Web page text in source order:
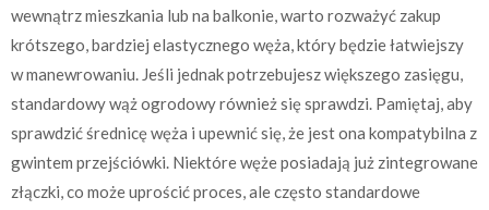
wewnątrz mieszkania lub na balkonie, warto rozważyć zakup
krótszego, bardziej elastycznego węża, który będzie łatwiejszy
w manewrowaniu. Jeśli jednak potrzebujesz większego zasięgu,
standardowy wąż ogrodowy również się sprawdzi. Pamiętaj, aby
sprawdzić średnicę węża i upewnić się, że jest ona kompatybilna z
gwintem przejściówki. Niektóre węże posiadają już zintegrowane
złączki, co może uprościć proces, ale często standardowe